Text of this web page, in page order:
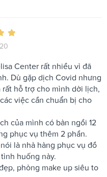
Center rất nhiều vì đã
Dù gặp dịch Covid nhưng
hỗ trợ cho mình dời lịch,
việc cần chuẩn bị cho
của mình có bàn ngồi 12
phục vụ thêm 2 phần.
là nhà hàng phục vụ đồ
huống này.
phòng make up siêu to